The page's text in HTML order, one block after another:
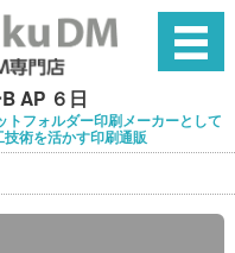
AP ６日
トフォルダー印刷メーカーとして
術を活かす印刷通販